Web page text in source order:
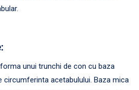
unui trunchi de con cu baza
circumferinta acetabulului. Baza mica